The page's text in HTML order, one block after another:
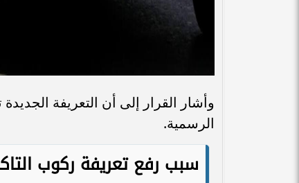
وأشار القرار إلى أن التعريفة الجديدة
الرسمية.
سبب رفع تعريفة ركوب